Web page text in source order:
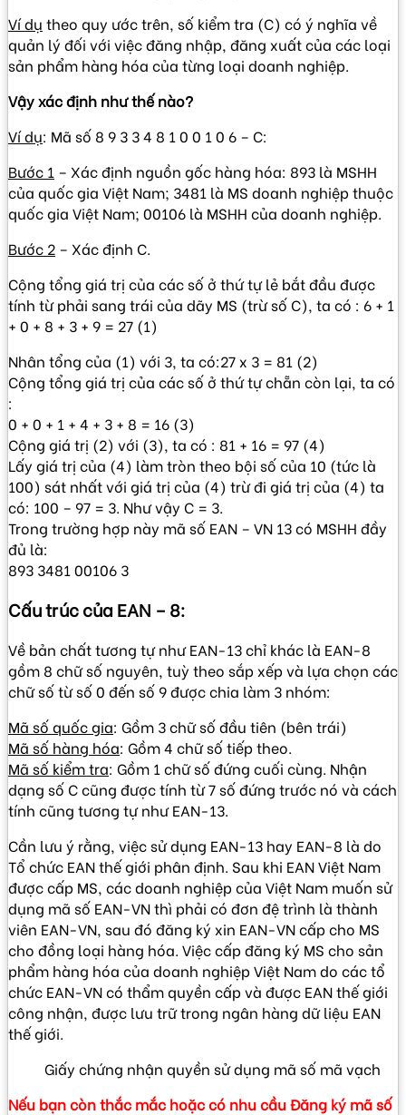
Ví dụ theo quy ước trên, số kiểm tra (C) có ý nghĩa về
quản lý đối với việc đăng nhập, đăng xuất của các loại
sản phẩm hàng hóa của từng loại doanh nghiệp.
Vậy xác định như thế nào?
Ví dụ: Mã số 8 9 3 3 4 8 1 0 0 1 0 6 – C:
Bước 1 – Xác định nguồn gốc hàng hóa: 893 là MSHH
của quốc gia Việt Nam; 3481 là MS doanh nghiệp thuộc
quốc gia Việt Nam; 00106 là MSHH của doanh nghiệp.
Bước 2 – Xác định C.
Cộng tổng giá trị của các số ở thứ tự lẻ bắt đầu được
tính từ phải sang trái của dãy MS (trừ số C), ta có : 6 + 1
+ 0 + 8 + 3 + 9 = 27 (1)
Nhân tổng của (1) với 3, ta có:27 x 3 = 81 (2)
Cộng tổng giá trị của các số ở thứ tự chẵn còn lại, ta có
:
0 + 0 + 1 + 4 + 3 + 8 = 16 (3)
Cộng giá trị (2) với (3), ta có : 81 + 16 = 97 (4)
Lấy giá trị của (4) làm tròn theo bội số của 10 (tức là
100) sát nhất với giá trị của (4) trừ đi giá trị của (4) ta
có: 100 – 97 = 3. Như vậy C = 3.
Trong trường hợp này mã số EAN – VN 13 có MSHH đầy
đủ là:
893 3481 00106 3
Cấu trúc của EAN – 8:
Về bản chất tương tự như EAN-13 chỉ khác là EAN-8
gồm 8 chữ số nguyên, tuỳ theo sắp xếp và lựa chọn các
chữ số từ số 0 đến số 9 được chia làm 3 nhóm:
Mã số quốc gia: Gồm 3 chữ số đầu tiên (bên trái)
Mã số hàng hóa: Gồm 4 chữ số tiếp theo.
Mã số kiểm tra: Gồm 1 chữ số đứng cuối cùng. Nhận
dạng số C cũng được tính từ 7 số đứng trước nó và cách
tính cũng tương tự như EAN-13.
Cần lưu ý rằng, việc sử dụng EAN-13 hay EAN-8 là do
Tổ chức EAN thế giới phân định. Sau khi EAN Việt Nam
được cấp MS, các doanh nghiệp của Việt Nam muốn sử
dụng mã số EAN-VN thì phải có đơn đệ trình là thành
viên EAN-VN, sau đó đăng ký xin EAN-VN cấp cho MS
cho đồng loại hàng hóa. Việc cấp đăng ký MS cho sản
phẩm hàng hóa của doanh nghiệp Việt Nam do các tổ
chức EAN-VN có thẩm quyền cấp và được EAN thế giới
công nhận, được lưu trữ trong ngân hàng dữ liệu EAN
thế giới.
Giấy chứng nhận quyền sử dụng mã số mã vạch
Nếu bạn còn thắc mắc hoặc có nhu cầu Đăng ký mã số